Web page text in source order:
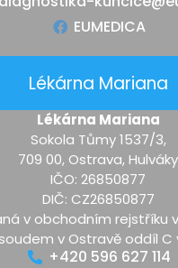
EUMEDICA
Lékárna Mariana
Lékárna Mariana
Sokola Tůmy 1537/3,
709 00, Ostrava, Hulváky
IČO: 26850877
DIČ: CZ26850877
v obchodním rejstříku
v Ostravě oddíl C
+420 596 627 114